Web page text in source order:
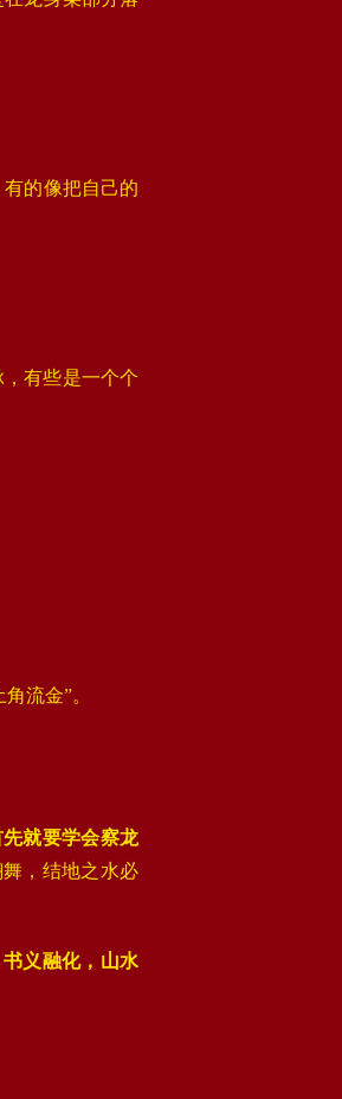
的像把自己的
有些是一个个
流金”。
先就要学会察龙
，结地之水必
书义融化，山水